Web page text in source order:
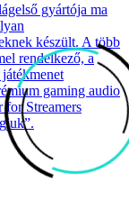
gyártója ma
készült. A több
rendelkező, a
gaming audio
for Streamers